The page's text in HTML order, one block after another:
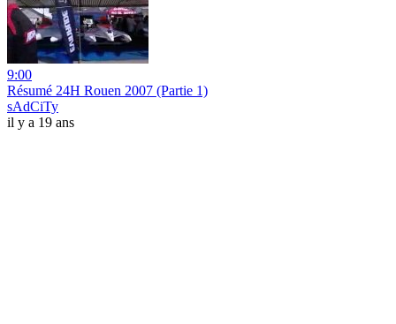
9:00
Résumé 24H Rouen 2007 (Partie 1)
sAdCiTy
il y a 19 ans